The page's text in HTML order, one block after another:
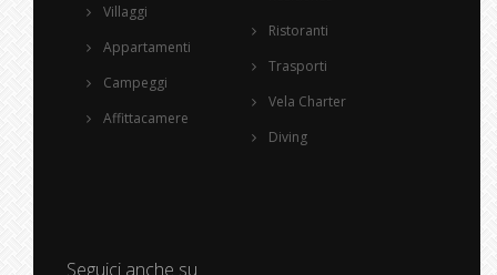
Villaggi
Appartamenti
Campeggi
Affittacamere
Ristoranti
Trasporti
Vela Charter
Diving
Seguici anche su